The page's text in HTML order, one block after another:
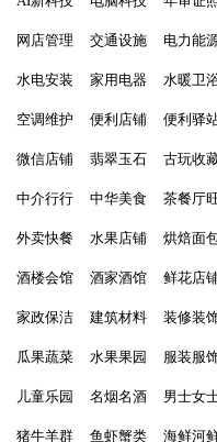
网店管理 交通设施 电力能
水电安装 家用电器 水暖卫
空调维护 便利店铺 便利驿
微信店铺 翡翠玉石 古玩收
中介行行 中华美食 茶餐厅
外卖快餐 水果店铺 烘焙面
酒楼会馆 酒家酒馆 鲜花店
家政保洁 建筑材料 装修装
瓜果蔬菜 水果果园 服装服
儿童乐园 名烟名酒 男士女
猪牛羊群 鱼虾蟹类 海鲜河